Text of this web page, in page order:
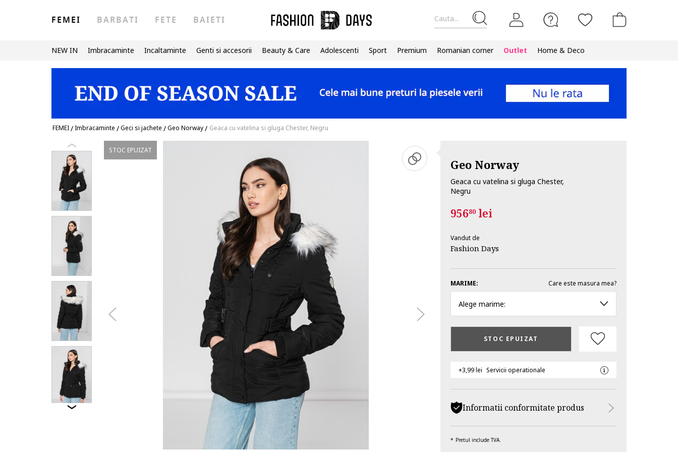
Cauta...
FEMEI BARBATI FETE BAIETI
NEW IN Imbracaminte Incaltaminte Genti si accesorii Beauty & Care Adolescenti Sport Premium Romanian corner Outlet Home & Deco
FEMEI/Imbracaminte /Geci si jachete /Geo Norway/ Geaca cu vatelina si gluga Chester, Negru
STOC EPUIZAT
Geo Norway
Geaca cu vatelina si gluga Chester,
Negru
95680lei
Vandut de
Fashion Days
MARIME: Care este masura mea?
Alege marime:
STOC EPUIZAT
+3,99 lei Servicii operationale
Informatii conformitate produs
Pretul include TVA.